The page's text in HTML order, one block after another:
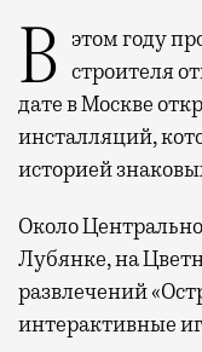
В этом году профессиональный праздник День строителя
дате в Москве
инсталляций,
историей
Около
Лубянке, на
развлечений
интерактивные